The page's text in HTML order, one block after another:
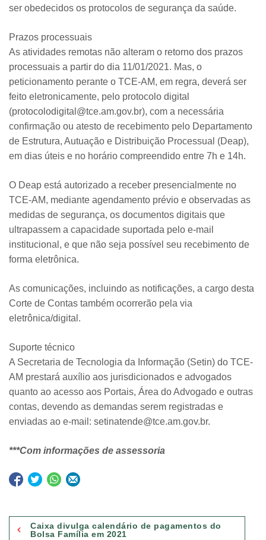
ser obedecidos os protocolos de segurança da saúde.
Prazos processuais
As atividades remotas não alteram o retorno dos prazos
processuais a partir do dia 11/01/2021. Mas, o
peticionamento perante o TCE-AM, em regra, deverá ser
feito eletronicamente, pelo protocolo digital
(protocolodigital@tce.am.gov.br), com a necessária
confirmação ou atesto de recebimento pelo Departamento
de Estrutura, Autuação e Distribuição Processual (Deap),
em dias úteis e no horário compreendido entre 7h e 14h.
O Deap está autorizado a receber presencialmente no
TCE-AM, mediante agendamento prévio e observadas as
medidas de segurança, os documentos digitais que
ultrapassem a capacidade suportada pelo e-mail
institucional, e que não seja possível seu recebimento de
forma eletrônica.
As comunicações, incluindo as notificações, a cargo desta
Corte de Contas também ocorrerão pela via
eletrônica/digital.
Suporte técnico
A Secretaria de Tecnologia da Informação (Setin) do TCE-
AM prestará auxílio aos jurisdicionados e advogados
quanto ao acesso aos Portais, Área do Advogado e outras
contas, devendo as demandas serem registradas e
enviadas ao e-mail: setinatende@tce.am.gov.br.
***Com informações de assessoria
Navegação
de
Caixa divulga calendário de pagamentos do
Bolsa Família em 2021